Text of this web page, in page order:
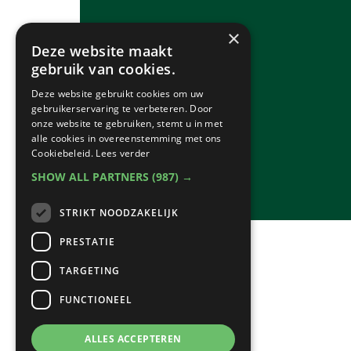
×
Deze website maakt
gebruik van cookies.
Deze website gebruikt cookies om uw
gebruikerservaring te verbeteren. Door
onze website te gebruiken, stemt u in met
alle cookies in overeenstemming met ons
Cookiebeleid. Lees verder
SHOW ALL PARTNERS (987) →
STRIKT NOODZAKELIJK
PRESTATIE
TARGETING
FUNCTIONEEL
ALLES ACCEPTEREN